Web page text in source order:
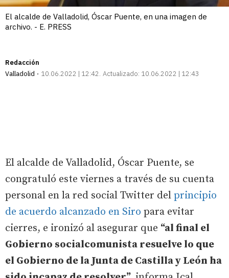
El alcalde de Valladolid, Óscar Puente, en una imagen de
archivo. - E. PRESS
Redacción
Valladolid
10.06.2022 | 12:42 Actualizado: 10.06.2022 | 12:43
El alcalde de Valladolid, Óscar Puente, se
congratuló este viernes a través de su cuenta
personal en la red social Twitter del principio
de acuerdo alcanzado en Siro para evitar
cierres, e ironizó al asegurar que “al final el
Gobierno socialcomunista resuelve lo que
el Gobierno de la Junta de Castilla y León ha